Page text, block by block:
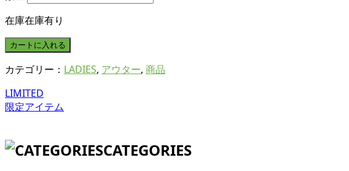
在庫在庫有り
カテゴリー： LADIES, アウター, 商品
LIMITED
限定アイテム
CATEGORIES